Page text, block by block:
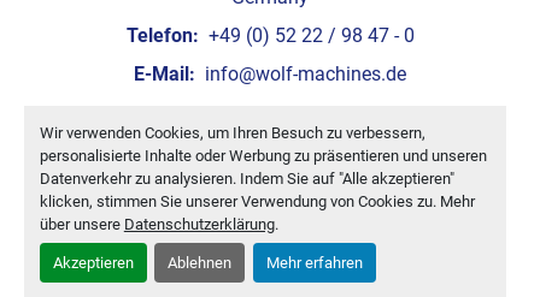
Wir verwenden Cookies, um Ihren Besuch zu verbessern,
personalisierte Inhalte oder Werbung zu präsentieren und unseren
Datenverkehr zu analysieren. Indem Sie auf "Alle akzeptieren"
klicken, stimmen Sie unserer Verwendung von Cookies zu. Mehr
über unsere Datenschutzerklärung.
Akzeptieren Ablehnen Mehr erfahren
Telefon: +49 (0) 52 22 / 98 47 - 0
E-Mail: info@wolf-machines.de
Cookie-Einstellungen
Machinio System-Website vonMachinio